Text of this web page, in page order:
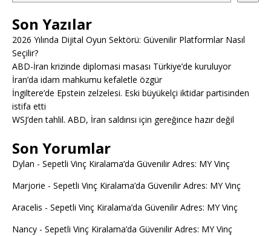
Son Yazılar
2026 Yılında Dijital Oyun Sektörü: Güvenilir Platformlar Nasıl
Seçilir?
ABD-İran krizinde diplomasi masası Türkiye’de kuruluyor
İran’da idam mahkumu kefaletle özgür
İngiltere’de Epstein zelzelesi. Eski büyükelçi iktidar partisinden
istifa etti
WSJ’den tahlil. ABD, İran saldırısı için gereğince hazır değil
Son Yorumlar
Dylan - Sepetli Vinç Kiralama’da Güvenilir Adres: MY Vinç
Marjorie - Sepetli Vinç Kiralama’da Güvenilir Adres: MY Vinç
Aracelis - Sepetli Vinç Kiralama’da Güvenilir Adres: MY Vinç
Nancy - Sepetli Vinç Kiralama’da Güvenilir Adres: MY Vinç